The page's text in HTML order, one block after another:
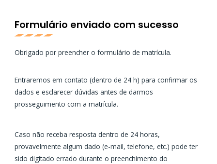
Formulário enviado com sucesso
Obrigado por preencher o formulário de matrícula.
Entraremos em contato (dentro de 24 h) para confirmar os
dados e esclarecer dúvidas antes de darmos
prosseguimento com a matrícula.
Caso não receba resposta dentro de 24 horas,
provavelmente algum dado (e-mail, telefone, etc.) pode ter
sido digitado errado durante o preenchimento do